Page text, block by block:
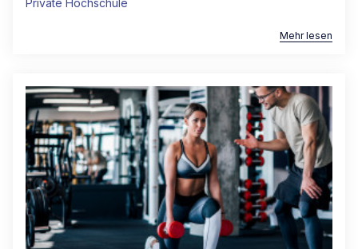
Private Hochschule
Mehr lesen